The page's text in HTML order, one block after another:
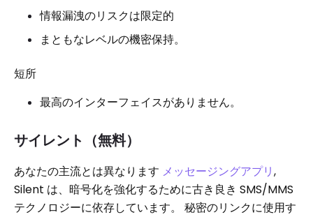
情報漏洩のリスクは限定的
まともなレベルの機密保持。
短所
最高のインターフェイスがありません。
サイレント（無料）
あなたの主流とは異なります メッセージングアプリ,
Silent は、暗号化を強化するために古き良き SMS/MMS
テクノロジーに依存しています。 秘密のリンクに使用す